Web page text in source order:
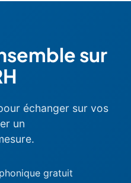
sur
échanger sur vos
un
gratuit